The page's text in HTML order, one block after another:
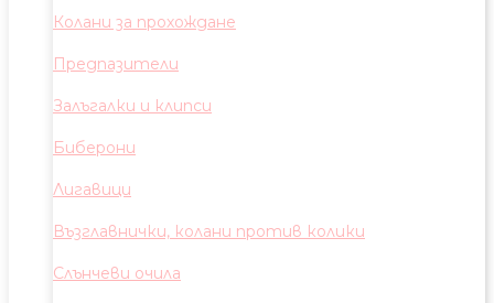
Колани за прохождане
Предпазители
Залъгалки и клипси
Биберони
Лигавици
Възглавнички, колани против колики
Слънчеви очила